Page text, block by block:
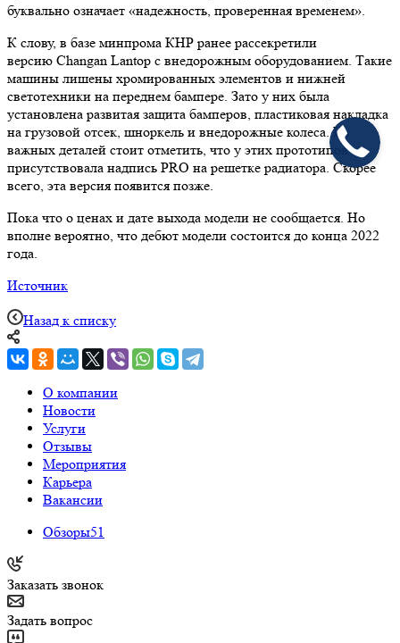
буквально означает «надежность, проверенная временем».
К слову, в базе минпрома КНР ранее рассекретили
версию Changan Lantop с внедорожным оборудованием. Такие
машины лишены хромированных элементов и нижней
светотехники на переднем бампере. Зато у них была
установлена развитая защита бамперов, пластиковая накладка
на грузовой отсек, шноркель и внедорожные колеса. Из
важных деталей стоит отметить, что у этих прототипов
присутствовала надпись PRO на решетке радиатора. Скорее
всего, эта версия появится позже.
Пока что о ценах и дате выхода модели не сообщается. Но
вполне вероятно, что дебют модели состоится до конца 2022
года.
Источник
Назад к списку
О компании
Новости
Услуги
Отзывы
Мероприятия
Карьера
Вакансии
Обзоры51
Заказать звонок
Задать вопрос